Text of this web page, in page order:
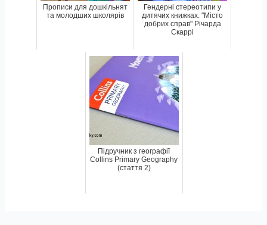
Прописи для дошкільнят
та молодших школярів
Гендерні стереотипи у
дитячих книжках. "Місто
добрих справ" Річарда
Скаррі
Підручник з географії
Collins Primary Geography
(стаття 2)